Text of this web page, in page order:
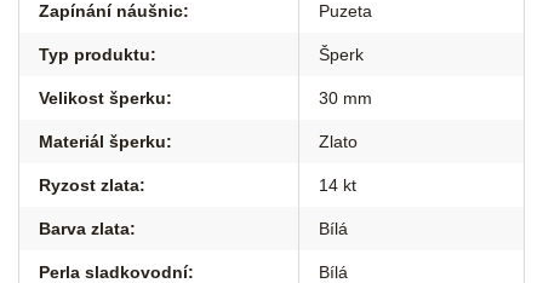
Zapínání náušnic: Puzeta
Typ produktu: Šperk
Velikost šperku: 30 mm
Materiál šperku: Zlato
Ryzost zlata: 14 kt
Barva zlata: Bílá
Perla sladkovodní: Bílá